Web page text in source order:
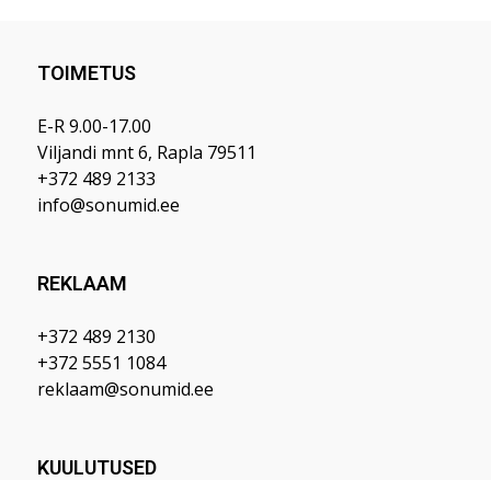
TOIMETUS
E-R 9.00-17.00
Viljandi mnt 6, Rapla 79511
+372 489 2133
info@sonumid.ee
REKLAAM
+372 489 2130
+372 5551 1084
reklaam@sonumid.ee
KUULUTUSED